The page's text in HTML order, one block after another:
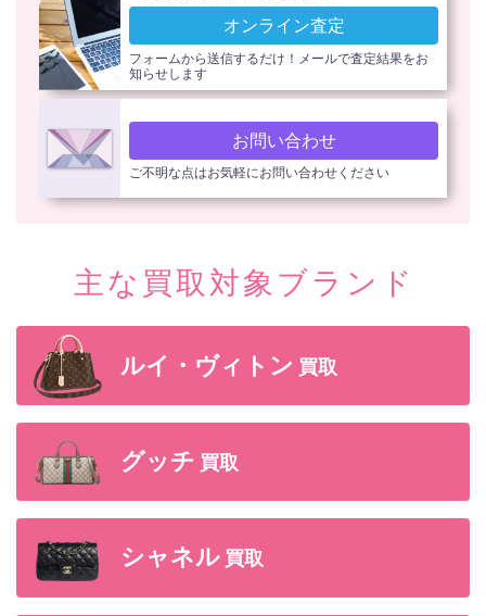
オンライン査定
フォームから送信するだけ！メールで査定結果をお
知らせします
お問い合わせ
ご不明な点はお気軽にお問い合わせください
主な買取対象ブランド
ルイ・ヴィトン 買取
グッチ 買取
シャネル 買取